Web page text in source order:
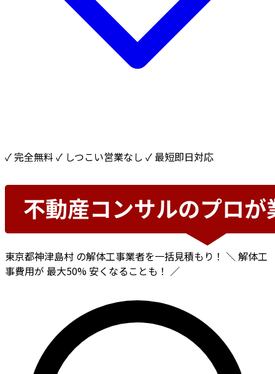
✓ 完全無料 ✓ しつこい営業なし ✓ 最短即日対応
東京都神津島村 の解体工事業者を一括見積もり！ ＼ 解体工
事費用が 最大50%安くなることも！ ／